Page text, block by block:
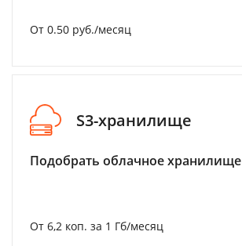
От 0.50 руб./месяц
S3-хранилище
Подобрать облачное хранилище
От 6,2 коп. за 1 Гб/месяц